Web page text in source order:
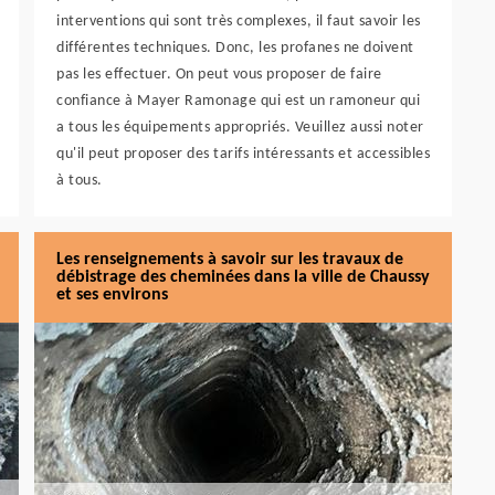
interventions qui sont très complexes, il faut savoir les
différentes techniques. Donc, les profanes ne doivent
pas les effectuer. On peut vous proposer de faire
confiance à Mayer Ramonage qui est un ramoneur qui
a tous les équipements appropriés. Veuillez aussi noter
qu'il peut proposer des tarifs intéressants et accessibles
à tous.
Les renseignements à savoir sur les travaux de
débistrage des cheminées dans la ville de Chaussy
et ses environs